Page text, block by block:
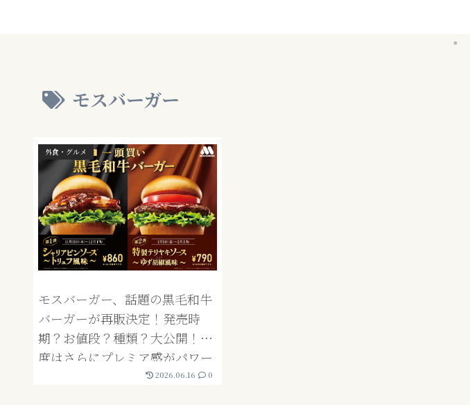
モスバーガー
外食・グルメ
モスバーガー、話題の黒毛和牛
バーガーが再販決定！発売時
期？お値段？種類？大公開！今
度はさらにプレミア感がパワー
アップされている！ 2026.06.16 0